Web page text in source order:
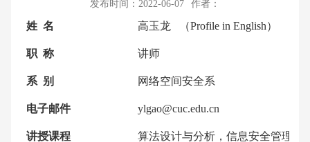
发布时间：2022-06-07 作者：
姓 名 高玉龙 （Profile in English）
职 称 讲师
系 别 网络空间安全系
电子邮件 ylgao@cuc.edu.cn
讲授课程 算法设计与分析，信息安全管理，